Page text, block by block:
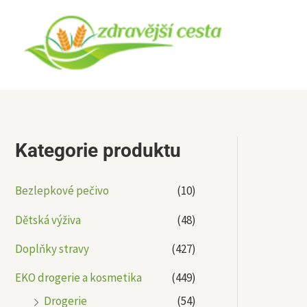
obsah
Kategorie produktu
Bezlepkové pečivo
(10)
Dětská výživa
(48)
Doplňky stravy
(427)
EKO drogerie a kosmetika
(449)
Drogerie
(54)